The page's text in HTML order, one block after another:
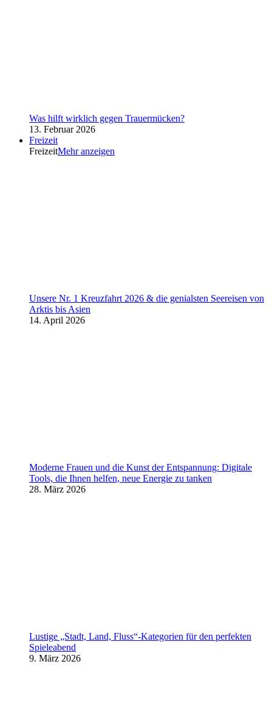
Was hilft wirklich gegen Trauermücken?
13. Februar 2026
Freizeit
FreizeitMehr anzeigen
Unsere Nr. 1 Kreuzfahrt 2026 & die genialsten Seereisen von
Arktis bis Asien
14. April 2026
Moderne Frauen und die Kunst der Entspannung: Digitale
Tools, die Ihnen helfen, neue Energie zu tanken
28. März 2026
Lustige „Stadt, Land, Fluss“-Kategorien für den perfekten
Spieleabend
9. März 2026